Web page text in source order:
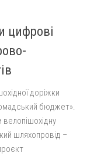
цифрові
доріжки
бюджет».
шляхопровід –